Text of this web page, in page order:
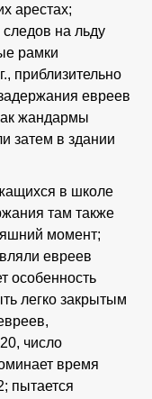
арестах;
следов на льду
рамки
приблизительно
евреев
жандармы
затем в здании
в школе
там также
момент;
евреев
особенность
легко закрытым
число
время
пытается